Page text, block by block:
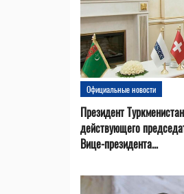
Официальные новости
Президент
действующего
Вице-президента...